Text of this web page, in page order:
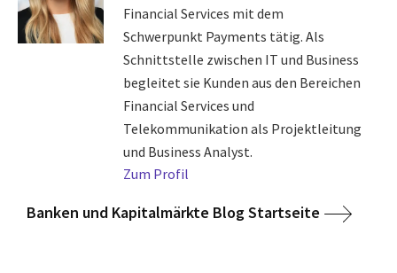
Financial Services mit dem
Schwerpunkt Payments tätig. Als
Schnittstelle zwischen IT und Business
begleitet sie Kunden aus den Bereichen
Financial Services und
Telekommunikation als Projektleitung
und Business Analyst.
Zum Profil
Banken und Kapitalmärkte Blog Startseite